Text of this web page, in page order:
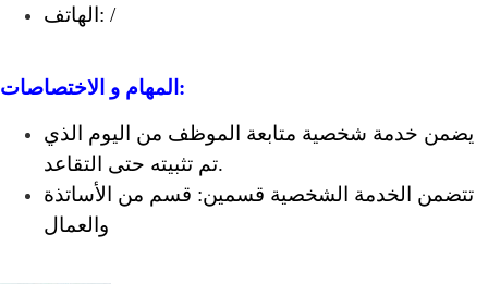
الهاتف: /
المهام و الاختصاصات:
يضمن خدمة شخصية متابعة الموظف من اليوم الذي
تم تثبيته حتى التقاعد.
تتضمن الخدمة الشخصية قسمين: قسم من الأساتذة
والعمال